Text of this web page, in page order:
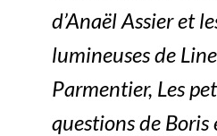
d’Anaël Assier et
lumineuses de Line
Parmentier, Les
questions de Boris